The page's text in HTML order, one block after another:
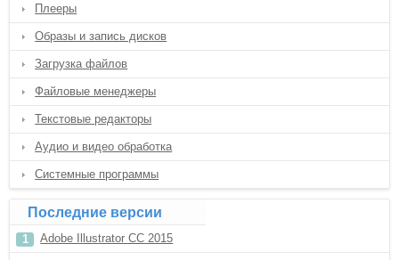
Плееры
Образы и запись дисков
Загрузка файлов
Файловые менеджеры
Текстовые редакторы
Аудио и видео обработка
Системные программы
Последние версии
Adobe Illustrator CC 2015